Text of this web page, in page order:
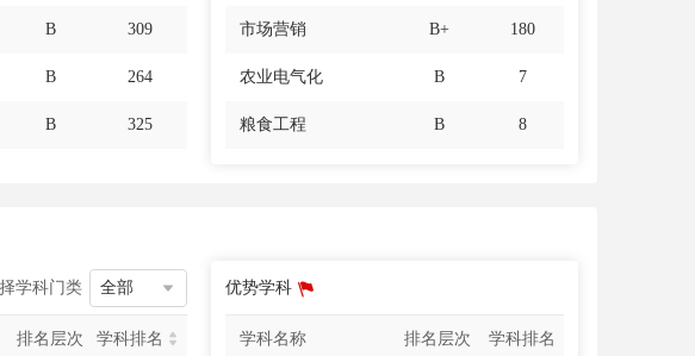
B 309
B 264
B 325
23
市场营销 B+ 180
农业电气化 B 7
粮食工程 B 8
学科门类
排名层次 学科排名
优势学科
学科名称 排名层次 学科排名